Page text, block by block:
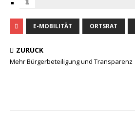
E-MOBILITÄT ORTSRAT
ZURÜCK
Mehr Bürgerbeteiligung und Transparenz